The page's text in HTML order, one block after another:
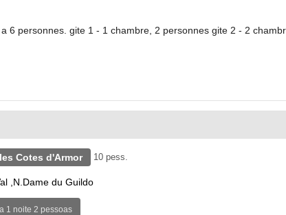
6 personnes. gite 1 - 1 chambre, 2 personnes gite 2 - 2
Cotes d'Armor 10 pess.
,N.Dame du Guildo
1 noite 2 pessoas